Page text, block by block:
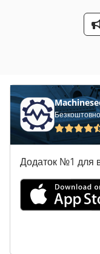
Додаток №1 для